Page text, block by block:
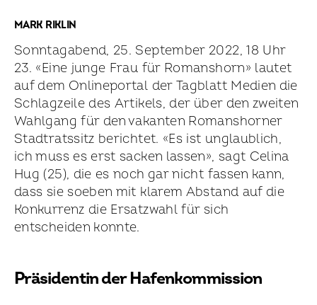
MARK RIKLIN
Sonntagabend, 25. September 2022, 18 Uhr
23. «Eine junge Frau für Romanshorn» lautet
auf dem Onlineportal der Tagblatt Medien die
Schlagzeile des Artikels, der über den zweiten
Wahlgang für den vakanten Romanshorner
Stadtratssitz berichtet. «Es ist unglaublich,
ich muss es erst sacken lassen», sagt Celina
Hug (25), die es noch gar nicht fassen kann,
dass sie soeben mit klarem Abstand auf die
Konkurrenz die Ersatzwahl für sich
entscheiden konnte.
Präsidentin der Hafen­kommission